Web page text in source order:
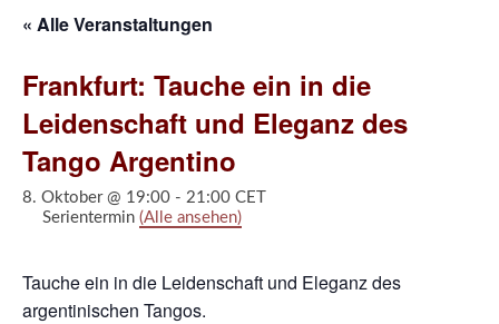
« Alle Veranstaltungen
Frankfurt: Tauche ein in die
Leidenschaft und Eleganz des
Tango Argentino
8. Oktober @ 19:00 - 21:00 CET
Serientermin (Alle ansehen)
Tauche ein in die Leidenschaft und Eleganz des
argentinischen Tangos.